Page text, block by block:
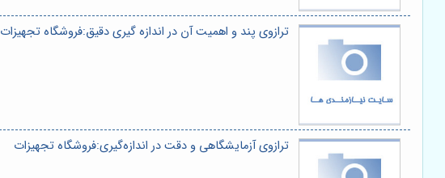
ترازوی پند و اهمیت آن در اندازه گیری دقیق:فروشگاه تجهیزات
ترازوی آزمایشگاهی و دقت در اندازه‌گیری:فروشگاه تجهیزات